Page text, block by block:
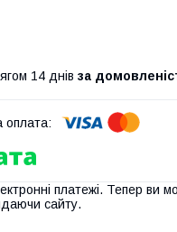
14 днів за
платежі. Тепер ви
сайту.